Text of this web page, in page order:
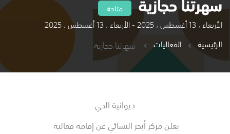
متاحة
الأربعاء ، 13 أغسطس ، 2025 - الأربعاء ، 13 أغسطس ، 2025
الرئيسية
الفعاليات سهرتنا حجازية
ديوانية الحي
يعلن مركز أبحر النسائي عن إقامة فعالية